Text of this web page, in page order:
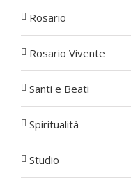
Rosario
Rosario Vivente
Santi e Beati
Spiritualità
Studio